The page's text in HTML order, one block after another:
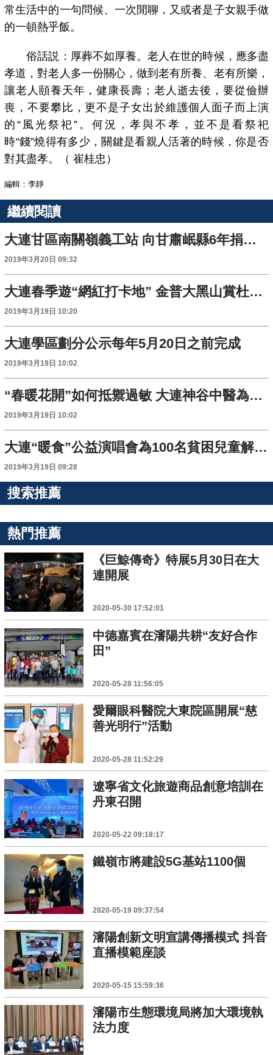
常生活中的一句問候、一次閒聊，又或者是子女親手做
的一頓熱乎飯。
俗話説：厚葬不如厚養。老人在世的時候，應多盡
孝道，對老人多一份關心，做到老有所養、老有所樂，
讓老人頤養天年，健康長壽；老人逝去後，要從儉辦
喪，不要攀比，更不是子女出於維護個人面子而上演
的“風光祭祀”。何況，孝與不孝，並不是看祭祀
時“錢”燒得有多少，關鍵是看親人活著的時候，你是否
對其盡孝。（ 崔桂忠）
編輯：李靜
繼續閱讀
大連甘區南關嶺義工站 向甘肅岷縣6年捐贈款物超百萬
2019年3月20日 09:32
大連春季遊“網紅打卡地” 金普大黑山賞杜鵑花海
2019年3月19日 10:20
大連學區劃分公示每年5月20日之前完成
2019年3月19日 10:02
“春暖花開”如何抵禦過敏 大連神谷中醫為你支招
2019年3月19日 10:02
大連“暖食”公益演唱會為100名貧困兒童解決午餐問題
2019年3月19日 09:28
搜索推薦
熱門推薦
《巨鯨傳奇》特展5月30日在大
連開展
2020-05-30 17:52:01
中德嘉賓在瀋陽共耕“友好合作
田”
2020-05-28 11:56:05
愛爾眼科醫院大東院區開展“慈
善光明行”活動
2020-05-28 11:52:29
遼寧省文化旅遊商品創意培訓在
丹東召開
2020-05-22 09:18:17
鐵嶺市將建設5G基站1100個
2020-05-19 09:37:54
瀋陽創新文明宣講傳播模式 抖音
直播模範座談
2020-05-15 15:59:36
瀋陽市生態環境局將加大環境執
法力度